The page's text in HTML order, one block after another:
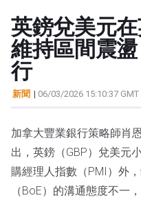
英鎊兌美元
維持區間震
行
新聞 | 06/03/2026 15:10:37 GMT
加拿大豐業銀行策略師肖
出，英鎊（GBP）兌美元
購經理人指數（PMI）外
（BoE）的溝通態度不一